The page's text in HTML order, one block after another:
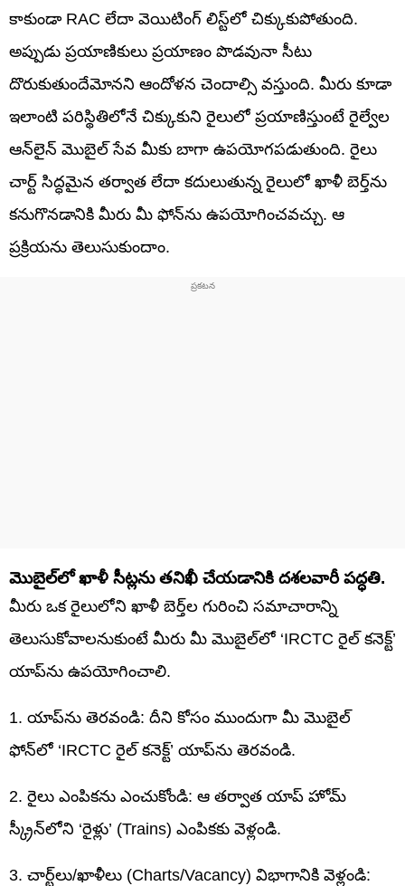
కాకుండా RAC లేదా వెయిటింగ్ లిస్ట్‌లో చిక్కుకుపోతుంది.
అప్పుడు ప్రయాణికులు ప్రయాణం పొడవునా సీటు
దొరుకుతుందేమోనని ఆందోళన చెందాల్సి వస్తుంది. మీరు కూడా
ఇలాంటి పరిస్థితిలోనే చిక్కుకుని రైలులో ప్రయాణిస్తుంటే రైల్వేల
ఆన్‌లైన్ మొబైల్ సేవ మీకు బాగా ఉపయోగపడుతుంది. రైలు
చార్ట్ సిద్ధమైన తర్వాత లేదా కదులుతున్న రైలులో ఖాళీ బెర్త్‌ను
కనుగొనడానికి మీరు మీ ఫోన్‌ను ఉపయోగించవచ్చు. ఆ
ప్రక్రియను తెలుసుకుందాం.
మొబైల్‌లో ఖాళీ సీట్లను తనిఖీ చేయడానికి దశలవారీ పద్ధతి.
మీరు ఒక రైలులోని ఖాళీ బెర్త్‌ల గురించి సమాచారాన్ని
తెలుసుకోవాలనుకుంటే మీరు మీ మొబైల్‌లో ‘IRCTC రైల్ కనెక్ట్’
యాప్‌ను ఉపయోగించాలి.
1. యాప్‌ను తెరవండి: దీని కోసం ముందుగా మీ మొబైల్
ఫోన్‌లో ‘IRCTC రైల్ కనెక్ట్’ యాప్‌ను తెరవండి.
2. రైలు ఎంపికను ఎంచుకోండి: ఆ తర్వాత యాప్ హోమ్
స్క్రీన్‌లోని ‘రైళ్లు’ (Trains) ఎంపికకు వెళ్లండి.
3. చార్ట్‌లు/ఖాళీలు (Charts/Vacancy) విభాగానికి వెళ్లండి: